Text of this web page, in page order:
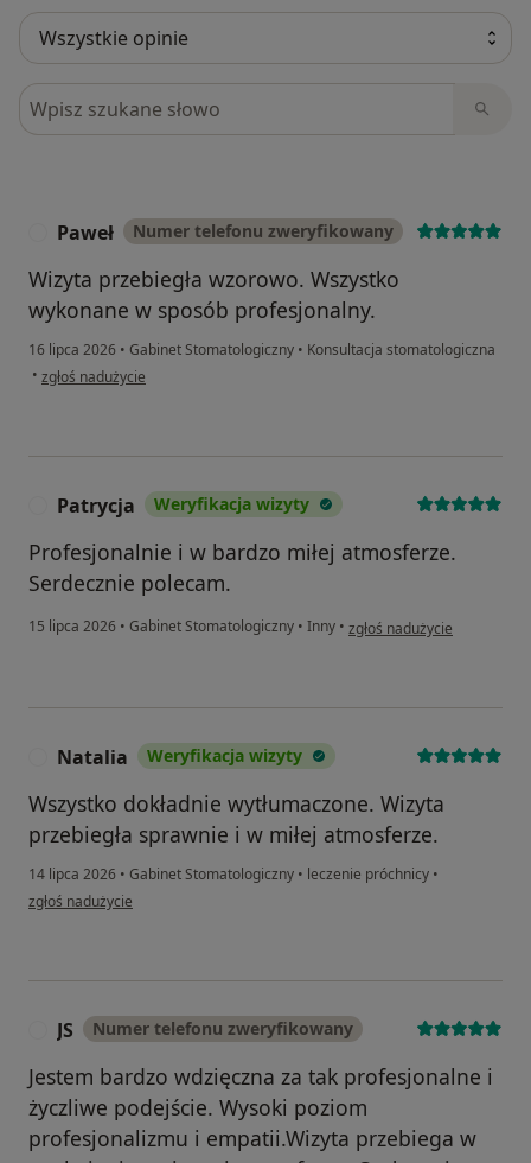
Szukaj w opiniach
Paweł Numer telefonu zweryfikowany
Wizyta przebiegła wzorowo. Wszystko
wykonane w sposób profesjonalny.
16 lipca 2026 • Gabinet Stomatologiczny • Konsultacja stomatologiczna
• w opinii użytkownika Paweł
zgłoś nadużycie
Patrycja Weryfikacja wizyty
Profesjonalnie i w bardzo miłej atmosferze.
Serdecznie polecam.
15 lipca 2026 • Gabinet Stomatologiczny • Inny • w opinii użytkownika
zgłoś nadużycie
Natalia Weryfikacja wizyty
Wszystko dokładnie wytłumaczone. Wizyta
przebiegła sprawnie i w miłej atmosferze.
14 lipca 2026 • Gabinet Stomatologiczny • leczenie próchnicy •
w opinii użytkownika Natalia
zgłoś nadużycie
JS Numer telefonu zweryfikowany
Jestem bardzo wdzięczna za tak profesjonalne i
życzliwe podejście. Wysoki poziom
profesjonalizmu i empatii.Wizyta przebiega w